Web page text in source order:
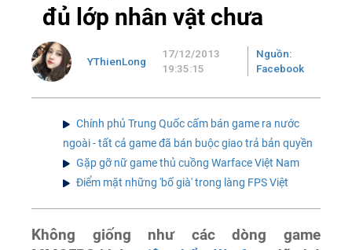
đủ lớp nhân vật chưa
YThienLong
17/12/2013
19:35:15
Nguồn:
Facebook
Chính phủ Trung Quốc cấm bán game ra nước
ngoài - tất cả game đã bán buộc giao trả bản quyền
Gặp gỡ nữ game thủ cuồng Warface Việt Nam
Điểm mặt những 'bố già' trong làng FPS Việt
Không giống như các dòng game